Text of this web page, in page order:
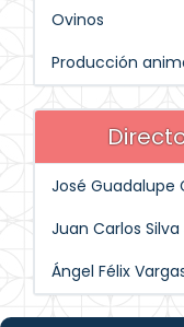
Ovinos
Producción
José Guadalupe
Juan Carlos
Ángel Félix